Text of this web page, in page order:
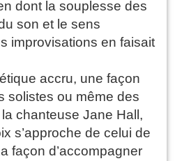
dont la souplesse des
son et le sens
improvisations en faisait
accru, une façon
solistes ou même des
chanteuse Jane Hall,
s’approche de celui de
façon d’accompagner